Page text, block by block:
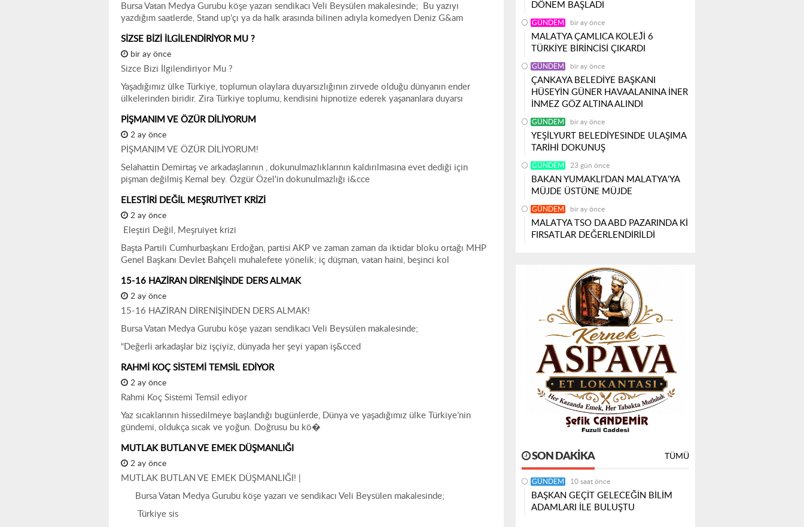
Bursa Vatan Medya Gurubu köşe yazarı sendikacı Veli Beysülen makalesinde; Bu yazıyı
yazdığım saatlerde, Stand up’çı ya da halk arasında bilinen adıyla komedyen Deniz G&am
SİZSE BİZİ İLGİLENDİRİYOR MU ?
bir ay önce
Sizce Bizi İlgilendiriyor Mu ?
Yaşadığımız ülke Türkiye, toplumun olaylara duyarsızlığının zirvede olduğu dünyanın ender
ülkelerinden biridir. Zira Türkiye toplumu, kendisini hipnotize ederek yaşananlara duyarsı
PİŞMANIM VE ÖZÜR DİLİYORUM
2 ay önce
PİŞMANIM VE ÖZÜR DİLİYORUM!
Selahattin Demirtaş ve arkadaşlarının , dokunulmazlıklarının kaldırılmasına evet dediği için
pişman değilmiş Kemal bey. Özgür Özel'in dokunulmazlığı i&cce
ELESTİRİ DEĞİL MEŞRUTİYET KRİZİ
2 ay önce
Eleştiri Değil, Meşruiyet krizi
Başta Partili Cumhurbaşkanı Erdoğan, partisi AKP ve zaman zaman da iktidar bloku ortağı MHP
Genel Başkanı Devlet Bahçeli muhalefete yönelik; iç düşman, vatan haini, beşinci kol
15-16 HAZİRAN DİRENİŞİNDE DERS ALMAK
2 ay önce
15-16 HAZİRAN DİRENİŞİNDEN DERS ALMAK!
Bursa Vatan Medya Gurubu köşe yazarı sendikacı Veli Beysülen makalesinde;
“Değerli arkadaşlar biz işçiyiz, dünyada her şeyi yapan iş&cced
RAHMİ KOÇ SİSTEMİ TEMSİL EDİYOR
2 ay önce
Rahmi Koç Sistemi Temsil ediyor
Yaz sıcaklarının hissedilmeye başlandığı bugünlerde, Dünya ve yaşadığımız ülke Türkiye’nin
gündemi, oldukça sıcak ve yoğun. Doğrusu bu kö�
MUTLAK BUTLAN VE EMEK DÜŞMANLIĞI
2 ay önce
MUTLAK BUTLAN VE EMEK DÜŞMANLIĞI! |
Bursa Vatan Medya Gurubu köşe yazarı ve sendikacı Veli Beysülen makalesinde;
Türkiye sis
DÖNEM BAŞLADI
GÜNDEM bir ay önce
MALATYA ÇAMLICA KOLEJ̌İ 6
TÜRKİYE BİRİNCİSİ ÇIKARDI
GÜNDEM bir ay önce
ÇANKAYA BELEDİYE BAŞKANI
HÜSEYİN GÜNER HAVAALANINA İNER
İNMEZ GÖZ ALTINA ALINDI
GÜNDEM bir ay önce
YEŞİLYURT BELEDİYESINDE ULAŞIMA
TARİHİ DOKUNUŞ
GÜNDEM 23 gün önce
BAKAN YUMAKLI'DAN MALATYA'YA
MÜJDE ÜSTÜNE MÜJDE
GÜNDEM bir ay önce
MALATYA TSO DA ABD PAZARINDA Kİ
FIRSATLAR DEĞERLENDİRİLDİ
SON DAKIKA TÜMÜ
GÜNDEM 10 saat önce
BAŞKAN GEÇİT GELECEĞİN BİLİM
ADAMLARI İLE BULUŞTU